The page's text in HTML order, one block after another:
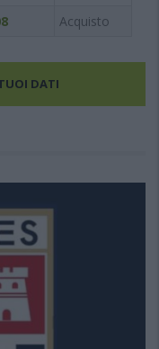
Acquisto
DATI